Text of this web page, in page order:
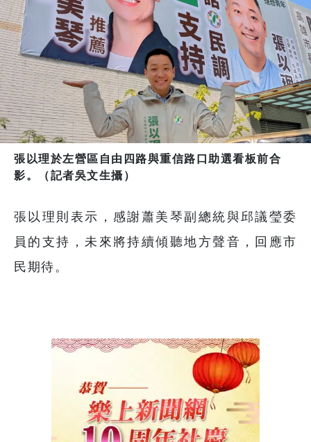
張以理於左營區自由四路與重信路口助選看板前合
影。（記者吳文生攝）
張以理則表示，感謝蕭美琴副總統與邱議瑩委
員的支持，未來將持續傾聽地方聲音，回應市
民期待。